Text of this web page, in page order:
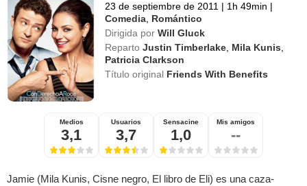
23 de septiembre de 2011 | 1h 49min |
Comedia Romántico
Dirigida por Will Gluck
Reparto Justin Timberlake Mila Kunis
Patricia Clarkson
Título original Friends With Benefits
Medios
3,1
Usuarios
3,7
Sensacine
1,0
Mis amigos
--
Jamie (Mila Kunis, Cisne negro, El libro de Eli) es una caza-